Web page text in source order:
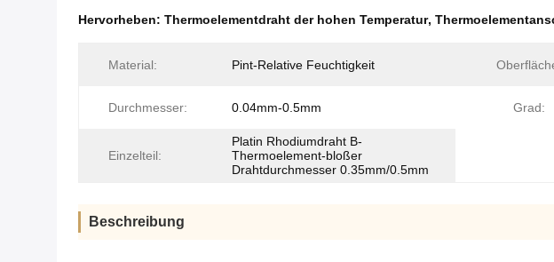
Hervorheben: Thermoelementdraht der hohen Temperatur,
Material: Pint-Relative Feuchtigkeit
Durchmesser: 0.04mm-0.5mm Grad:
Einzelteil:
Platin Rhodiumdraht B-
Thermoelement-bloßer
Drahtdurchmesser 0.35mm/0.5mm
Beschreibung